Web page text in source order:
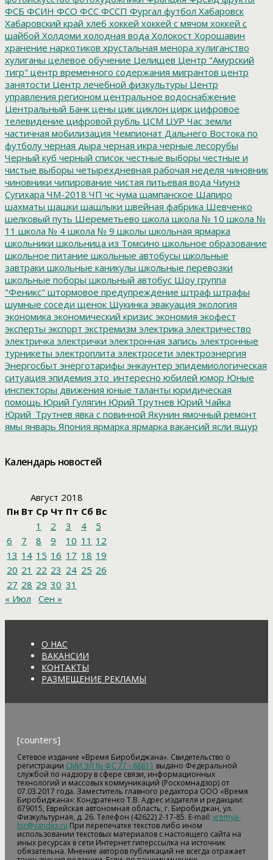
ФСБ ФСИН ФСО ФСС ФССП Фургал футбол Хабаровск
Хабаровский край хлеб хоккей хоккей с мячом хоккей с
шайбой Холдоми холодная вода Холокост Хорошавин
хранение наркотиков хрустальная менора хулиганство
хулиганы целевое обучение Целищев Центр "Амурский
тигр" центр временного содержания мигрантов центр
занятости Центр лечебной физкультуры Центр
управления регионом центральное водоснабжение
Центральный Банк цены цик циклон цирк цифровое
телевидение цифровой рубль ЦСМ ЦУР Час земли
частичная мобилизация Чемпионат Дальнего Востока по
футболу черная дыра черная икра черные лесорубы
Черный куб черный список честные выборы честные и
чистые выборы четырехдневная рабочая неделя чиновник
чиновники чипирование чистая питьевая вода Чиунэ
Сугихара ЧМ-2018 ЧП чс чума шампанское Шапиро
шахматы шашки шашлыки швейная фабрика Шевченко
шелковый путь Шереметьево школа школа № 10 школа №
11 школа № 4 школа № 9 школы школьная ярмарка
школьники школьница из Томсино школьное образование
школьное питание школьные автобусы школьные
завтраки школьные каникулы школьные перевозки
школьные поборы школьный автобус Шоу группа
"Феникс" штормовое предупреждение штраф штрафы
шумные соседи щенок Щукинка эвакуация экология
экономика экономический кризис экономия экофест
эксперты экспорт экстремизм электрика электричество
электричка электрички электронная запись электронные
турникеты электроплита электросети электроэнергия
Энергосбыт энерготарифы энкаунтер эпидемиологическая
ситуация эпидемия это_интересно юбилей юмор Юные
инспекторы движения юные таланты юридическая
помощь Юрий Гулягин Юрий Трутнев Юрий Чайка
Юрий_Трутнев явка с повинной Якунин ямочный ремонт
ямы январь Япония ярмарка ярмарка вакансий ясли ящур
Календарь новостей
Август 2018
Пн Вт Ср Чт Пт Сб Вс
1
2 3 4
5
6
7 8 9 10 11 12
13 14 15 16 17 18 19
20 21 22 23 24 25 26
27 28 29 30 31
« Июл
Сен »
О НАС
ВАКАНСИИ
КОНТАКТЫ
РАЗМЕЩЕНИЕ РЕКЛАМЫ
[counters]
Сетевое издание «Время Биробиджана». Свидетельство о
регистрации СМИ ЭЛ № ФС 77 - 68811 выдано Федеральной
службой по надзору в сфере связи, информационных
технологий и массовых коммуникаций (Роскомнадзор) от
07.03.2017 года. Заместитель главного редактора ООО «Время
Биробиджана»: Кондратенко Т.В. Адрес издателя и редакции:
679015, Еврейская автономная область, г. Биробиджан, ул.
Физкультурная, д. 26. Телефон (42622) 2-17-85. E-mail: vremya-
bir@yandex.ru При перепечатке текстов либо ином
использовании текстовых материалов с настоящего сайта на
иных ресурсах в сети Интернет гиперссылка на источник
обязательна. Мнение авторов публикаций не всегда отражает